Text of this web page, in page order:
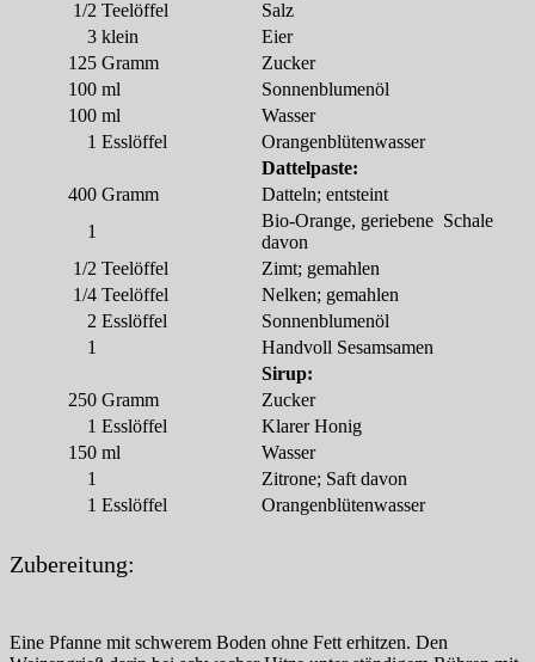
1/2 Teelöffel
Salz
3 klein
Eier
125 Gramm
Zucker
100 ml
Sonnenblumenöl
100 ml
Wasser
1 Esslöffel
Orangenblütenwasser
Dattelpaste:
400 Gramm
Datteln; entsteint
1
Bio-Orange, geriebene Schale
davon
1/2 Teelöffel
Zimt; gemahlen
1/4 Teelöffel
Nelken; gemahlen
2 Esslöffel
Sonnenblumenöl
1
Handvoll Sesamsamen
Sirup:
250 Gramm
Zucker
1 Esslöffel
Klarer Honig
150 ml
Wasser
1
Zitrone; Saft davon
1 Esslöffel Orangenblütenwasser
Zubereitung:
Eine Pfanne mit schwerem Boden ohne Fett erhitzen. Den